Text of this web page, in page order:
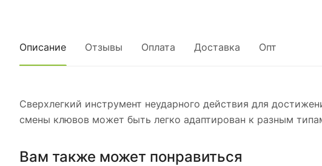
Описание Отзывы Оплата Доставка Опт
Сверхлегкий инструмент неударного действия для
смены клювов может быть легко адаптирован к разным
Вам также может понравиться